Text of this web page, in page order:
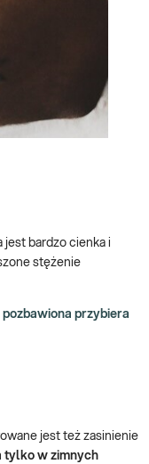
jest bardzo cienka i
stężenie
przybiera
jest też zasinienie
tylko w zimnych